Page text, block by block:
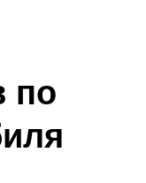
по